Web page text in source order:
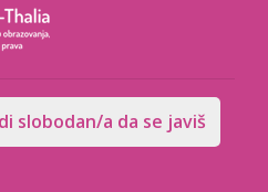
slobodan/a da se javiš